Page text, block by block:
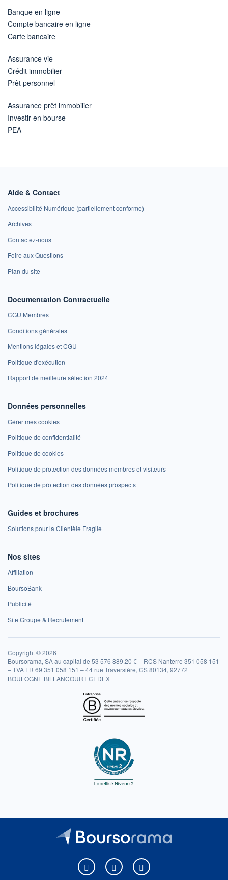
Banque en ligne
Compte bancaire en ligne
Carte bancaire
Assurance vie
Crédit immobilier
Prêt personnel
Assurance prêt immobilier
Investir en bourse
PEA
Aide & Contact
Accessibilité Numérique (partiellement conforme)
Archives
Contactez-nous
Foire aux Questions
Plan du site
Documentation Contractuelle
CGU Membres
Conditions générales
Mentions légales et CGU
Politique d'exécution
Rapport de meilleure sélection 2024
Données personnelles
Gérer mes cookies
Politique de confidentialité
Politique de cookies
Politique de protection des données membres et visiteurs
Politique de protection des données prospects
Guides et brochures
Solutions pour la Clientèle Fragile
Nos sites
Affiliation
BoursoBank
Publicité
Site Groupe & Recrutement
Copyright © 2026
Boursorama, SA au capital de 53 576 889,20 € – RCS Nanterre 351 058 151
– TVA FR 69 351 058 151 – 44 rue Traversière, CS 80134, 92772
BOULOGNE BILLANCOURT CEDEX
Boursorama sur Facebook
Boursorama sur XBoursorama sur